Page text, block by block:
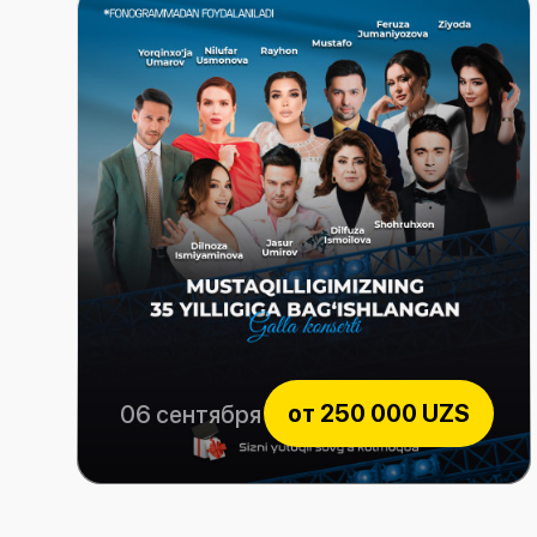
от 250 000 UZS
Mustaqillikning 35-yilligiga bag'ishlangan Gala konsert
06 сентября 2026